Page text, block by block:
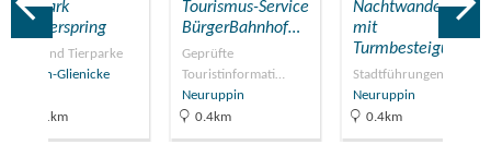
Tierpark
Kunsterspring
Zoos und Tierparke
Gühlen-Glienicke
12.1km
Tourismus-Service
BürgerBahnhof…
Geprüfte
Touristinformati…
Neuruppin
0.4km
Nachtwanderung
mit
Turmbesteigung
Stadtführungen
Neuruppin
0.4km